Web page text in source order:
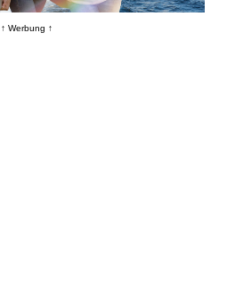
↑ Werbung ↑